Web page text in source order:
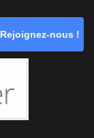
Rejoignez-nous !